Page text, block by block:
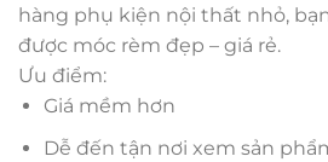
hàng phụ kiện nội thất nhỏ,
được móc rèm đẹp – giá rẻ.
Ưu điểm:
Giá mềm hơn
Dễ đến tận nơi xem sản